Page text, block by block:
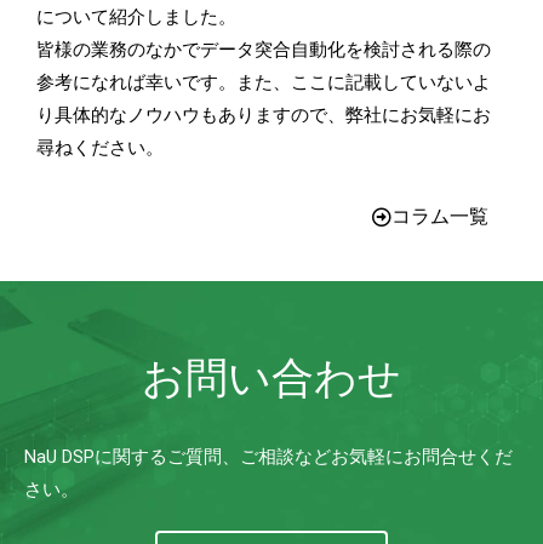
について紹介しました。
皆様の業務のなかでデータ突合自動化を検討される際の
参考になれば幸いです。また、ここに記載していないよ
り具体的なノウハウもありますので、弊社にお気軽にお
尋ねください。
コラム一覧
お問い合わせ
NaU DSPに関するご質問、ご相談などお気軽にお問合せくだ
さい。